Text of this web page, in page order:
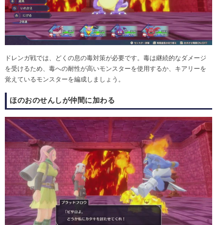
ドレンガ戦では、どくの息の毒対策が必要です。毒は継続的なダメージ
を受けるため、毒への耐性が高いモンスターを使用するか、キアリーを
覚えているモンスターを編成しましょう。
ほのおのせんしが仲間に加わる